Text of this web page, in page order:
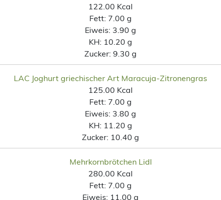
122.00 Kcal
Fett: 7.00 g
Eiweis: 3.90 g
KH: 10.20 g
Zucker: 9.30 g
LAC Joghurt griechischer Art Maracuja-Zitronengras
125.00 Kcal
Fett: 7.00 g
Eiweis: 3.80 g
KH: 11.20 g
Zucker: 10.40 g
Mehrkornbrötchen Lidl
280.00 Kcal
Fett: 7.00 g
Eiweis: 11.00 g